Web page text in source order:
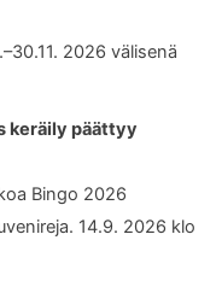
2026 välisenä
keräily päättyy
Bingo 2026
14.9. 2026 klo